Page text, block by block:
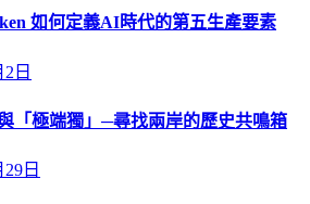
如何定義AI時代的第五生產要素
日
「極端獨」─尋找兩岸的歷史共鳴箱
日